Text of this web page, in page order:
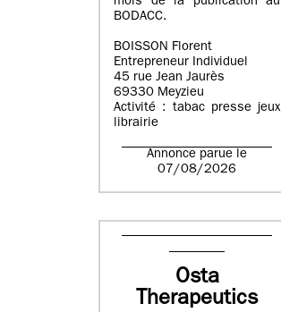
BODACC.
BOISSON Florent
Entrepreneur Individuel
45 rue Jean Jaurès
69330 Meyzieu
Activité : tabac presse jeux
librairie
Annonce parue le
07/08/2026
Osta
Therapeutics